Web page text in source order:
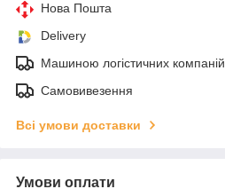
Нова Пошта
Delivery
Машиною логістичних компаній
Самовивезення
Всі умови доставки
Умови оплати